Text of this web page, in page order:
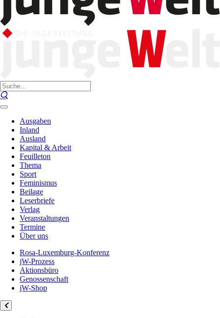
Ausgaben
Inland
Ausland
Kapital & Arbeit
Feuilleton
Thema
Sport
Feminismus
Beilage
Leserbriefe
Verlag
Veranstaltungen
Termine
Über uns
Rosa-Luxemburg-Konferenz
jW-Prozess
Aktionsbüro
Genossenschaft
jW-Shop